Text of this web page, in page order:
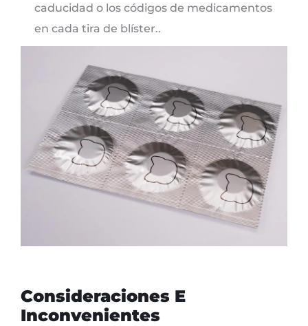
caducidad o los códigos de medicamentos
en cada tira de blíster..
Consideraciones E
Inconvenientes